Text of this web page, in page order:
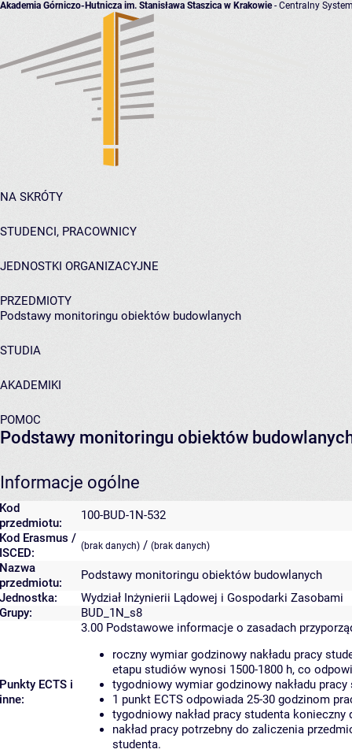
Akademia Górniczo-Hutnicza im. Stanisława Staszica w Krakowie- Centralny
NA SKRÓTY
STUDENCI, PRACOWNICY
JEDNOSTKI ORGANIZACYJNE
PRZEDMIOTY
Podstawy monitoringu obiektów budowlanych
STUDIA
AKADEMIKI
POMOC
Podstawy monitoringu obiektów
Informacje ogólne
Kod
przedmiotu:
100-BUD-1N-532
Kod Erasmus /
ISCED:
(brak danych) / (brak danych)
Nazwa
przedmiotu:
Podstawy monitoringu obiektów budowlanych
Jednostka:
Wydział Inżynierii Lądowej i Gospodarki Zasobami
Grupy:
BUD_1N_s8
Punkty ECTS i
inne:
3.00 Podstawowe informacje o zasadach
roczny wymiar godzinowy nakładu pracy
etapu studiów wynosi 1500-1800 h, co
tygodniowy wymiar godzinowy nakładu
1 punkt ECTS odpowiada 25-30 godzinom
tygodniowy nakład pracy studenta
nakład pracy potrzebny do zaliczenia
studenta.